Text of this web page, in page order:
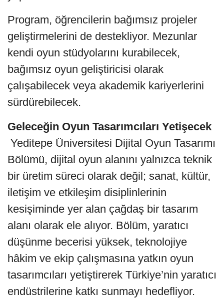
Program, öğrencilerin bağımsız projeler
geliştirmelerini de destekliyor. Mezunlar
kendi oyun stüdyolarını kurabilecek,
bağımsız oyun geliştiricisi olarak
çalışabilecek veya akademik kariyerlerini
sürdürebilecek.
Geleceğin Oyun Tasarımcıları Yetişecek
Yeditepe Üniversitesi Dijital Oyun Tasarımı
Bölümü, dijital oyun alanını yalnızca teknik
bir üretim süreci olarak değil; sanat, kültür,
iletişim ve etkileşim disiplinlerinin
kesişiminde yer alan çağdaş bir tasarım
alanı olarak ele alıyor. Bölüm, yaratıcı
düşünme becerisi yüksek, teknolojiye
hâkim ve ekip çalışmasına yatkın oyun
tasarımcıları yetiştirerek Türkiye’nin yaratıcı
endüstrilerine katkı sunmayı hedefliyor.